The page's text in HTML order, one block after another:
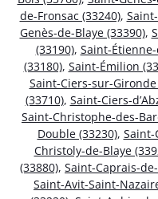
de-Fronsac (33240),
Genès-de-Blaye (33390),
(33190), Saint-
(33180), Saint-Émilion
Saint-Ciers-sur-Gironde
(33710), Saint-Ciers-
Saint-Christophe-des-
Double (33230), Saint-
Christoly-de-Blaye
(33880), Saint-Caprais-
Saint-Avit-Saint-